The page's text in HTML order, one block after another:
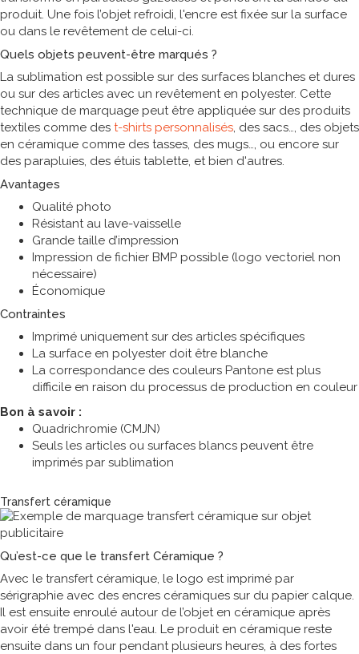
produit. Une fois l’objet refroidi, l'encre est fixée sur la surface
ou dans le revêtement de celui-ci.
Quels objets peuvent-être marqués ?
La sublimation est possible sur des surfaces blanches et dures
ou sur des articles avec un revêtement en polyester. Cette
technique de marquage peut être appliquée sur des produits
textiles comme des t-shirts personnalisés, des sacs…, des objets
en céramique comme des tasses, des mugs…, ou encore sur
des parapluies, des étuis tablette, et bien d'autres.
Avantages
Qualité photo
Résistant au lave-vaisselle
Grande taille d’impression
Impression de fichier BMP possible (logo vectoriel non
nécessaire)
Économique
Contraintes
Imprimé uniquement sur des articles spécifiques
La surface en polyester doit être blanche
La correspondance des couleurs Pantone est plus
difficile en raison du processus de production en couleur
Bon à savoir :
Quadrichromie (CMJN)
Seuls les articles ou surfaces blancs peuvent être
imprimés par sublimation
Transfert céramique
Qu’est-ce que le transfert Céramique ?
Avec le transfert céramique, le logo est imprimé par
sérigraphie avec des encres céramiques sur du papier calque.
Il est ensuite enroulé autour de l’objet en céramique après
avoir été trempé dans l'eau. Le produit en céramique reste
ensuite dans un four pendant plusieurs heures, à des fortes